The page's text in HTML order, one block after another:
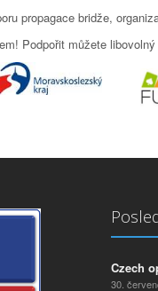
propagace bridže,
Podpořit můžete
Czech
30.